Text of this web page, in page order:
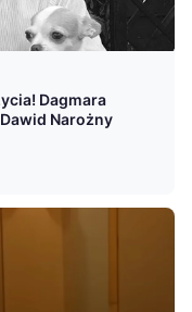
Dagmara
Narożny